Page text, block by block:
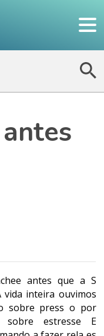
antes que a S
inteira ouvimos
sobre press o por
sobre estresse E